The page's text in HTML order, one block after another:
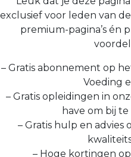
exclusief voor leden van
premium-pagina’s én
– Gratis abonnement op
Voeding
– Gratis opleidingen in
have om bij
– Gratis hulp en advies
– Hoge kortingen